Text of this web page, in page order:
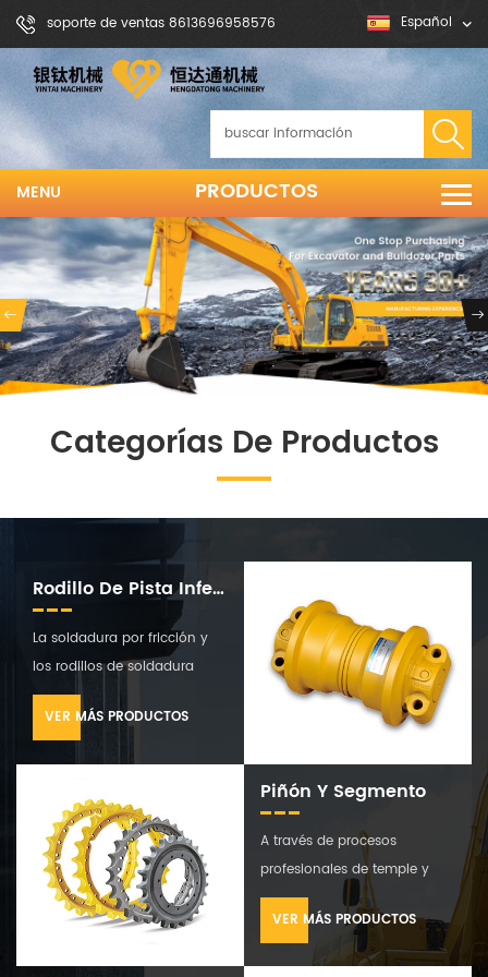
soporte de ventas 8613696958576 Español
PRODUCTOS
MENU
Categorías De Productos
Rodillo De Pista Inferior
La soldadura por fricción y
los rodillos de soldadura
tradicionales son los
principales tipos de nuestros
mecanizados. fabricamos
muchos tipos de & nbsp;
rodillos de seguimiento &
nbsp; y ofrecemos productos
personalizados. síguenos,
VER MÁS PRODUCTOS
Piñón Y Segmento
A través de procesos
profesionales de temple y
revenido para garantizar
excelentes propiedades
mecánicas, nuestra rueda
VER MÁS PRODUCTOS